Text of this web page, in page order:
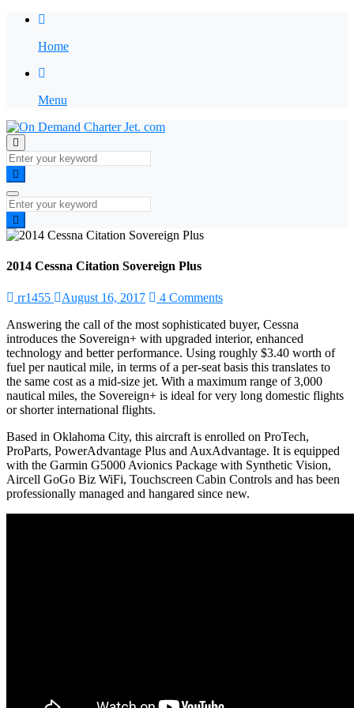
Home
Menu
2014 Cessna Citation Sovereign Plus
rr1455 August 16, 2017
4 Comments
Answering the call of the most sophisticated buyer, Cessna
introduces the Sovereign+ with upgraded interior, enhanced
technology and better performance. Using roughly $3.40 worth of
fuel per nautical mile, in terms of a per-seat basis this translates to
the same cost as a mid-size jet. With a maximum range of 3,000
nautical miles, the Sovereign+ is ideal for very long domestic flights
or shorter international flights.
Based in Oklahoma City, this aircraft is enrolled on ProTech,
ProParts, PowerAdvantage Plus and AuxAdvantage. It is equipped
with the Garmin G5000 Avionics Package with Synthetic Vision,
Aircell GoGo Biz WiFi, Touchscreen Cabin Controls and has been
professionally managed and hangared since new.